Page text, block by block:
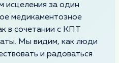
исцеления за один
медикаментозное
в сочетании с КПТ
Мы видим, как люди
и радоваться